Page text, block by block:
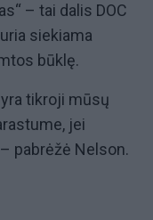
– tai dalis DOC
siekiama
būklę.
tikroji mūsų
jei
pabrėžė Nelson.